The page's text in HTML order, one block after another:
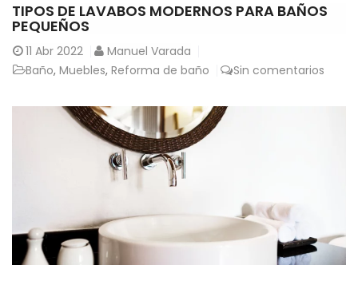
TIPOS DE LAVABOS MODERNOS PARA BAÑOS
PEQUEÑOS
11 Abr 2022
Manuel Varada
Baño, Muebles, Reforma de baño Sin comentarios